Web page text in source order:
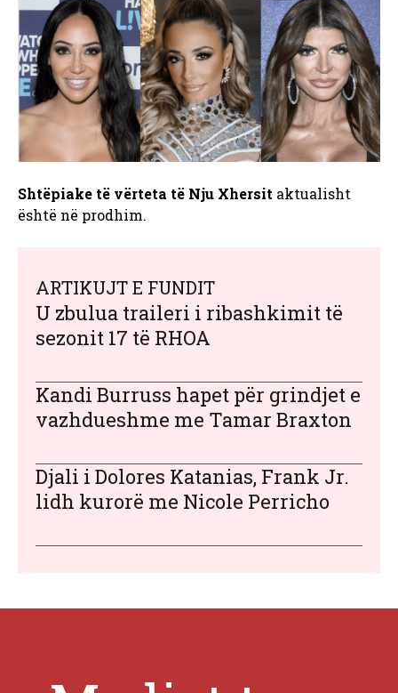
Shtëpiake të vërteta të Nju Xhersit aktualisht
është në prodhim.
ARTIKUJT E FUNDIT
U zbulua traileri i ribashkimit të
sezonit 17 të RHOA
Kandi Burruss hapet për grindjet e
vazhdueshme me Tamar Braxton
Djali i Dolores Katanias, Frank Jr.
lidh kurorë me Nicole Perricho